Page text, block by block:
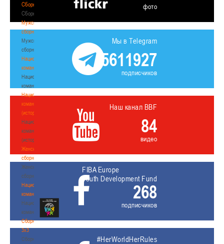
Сборные
Сборные
Мужские
сборные
Мужские
сборные
Национальная
команда
Национальная
команда
Национальная
команда
(история)
Национальная
команда
(история)
Женские
сборные
Женские
сборные
Национальная
команда
Национальная
команда
Сборные
3х3
Сборные
фото
Мы в Telegram
5611927
подписчиков
Наш канал BBF
84
видео
FIBA Europe
Youth Development Fund
268
подписчиков
#HerWorldHerRules